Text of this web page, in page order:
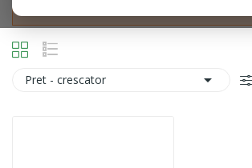
Pret - crescator 